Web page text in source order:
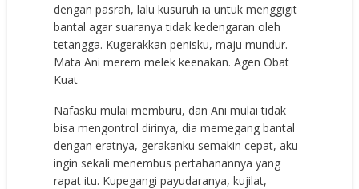
dengan pasrah, lalu kusuruh ia untuk menggigit
bantal agar suaranya tidak kedengaran oleh
tetangga. Kugerakkan penisku, maju mundur.
Mata Ani merem melek keenakan.Agen Obat
Kuat
Nafasku mulai memburu, dan Ani mulai tidak
bisa mengontrol dirinya, dia memegang bantal
dengan eratnya, gerakanku semakin cepat, aku
ingin sekali menembus pertahanannya yang
rapat itu. Kupegangi payudaranya, kujilat,